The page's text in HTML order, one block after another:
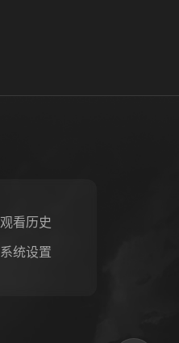
观看历史
系统设置